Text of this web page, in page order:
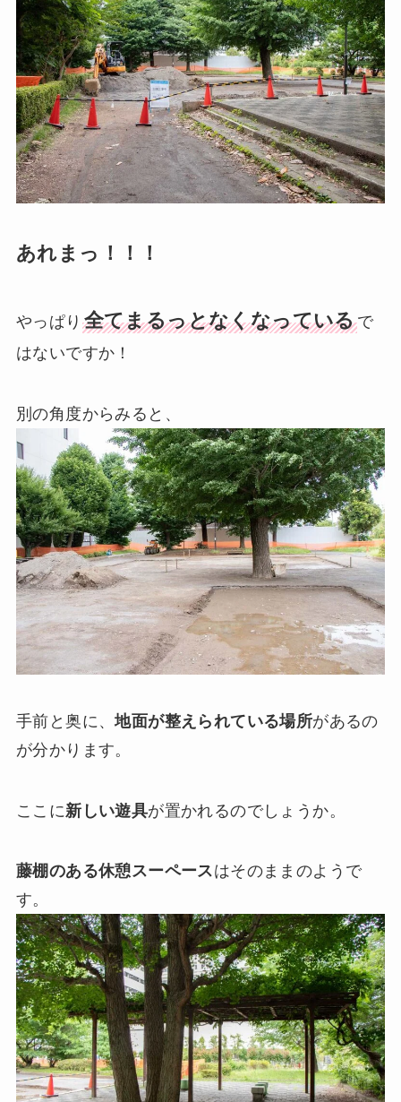
あれまっ！！！
やっぱり 全てまるっとなくなっているで
はないですか！
別の角度からみると、
手前と奥に、地面が整えられている場所があるの
が分かります。
ここに新しい遊具が置かれるのでしょうか。
藤棚のある休憩スーペースはそのままのようで
す。